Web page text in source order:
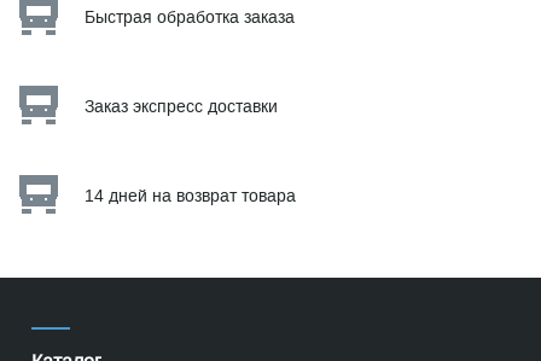
Быстрая обработка заказа
Заказ экспресс доставки
14 дней на возврат товара